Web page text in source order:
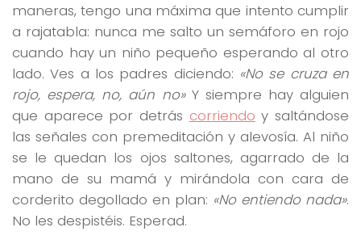
maneras, tengo una máxima que intento cumplir
a rajatabla: nunca me salto un semáforo en rojo
cuando hay un niño pequeño esperando al otro
lado. Ves a los padres diciendo: «No se cruza en
rojo, espera, no, aún no»Y siempre hay alguien
que aparece por detrás corriendo y saltándose
las señales con premeditación y alevosía. Al niño
se le quedan los ojos saltones, agarrado de la
mano de su mamá y mirándola con cara de
corderito degollado en plan: «No entiendo nada».
No les despistéis. Esperad.